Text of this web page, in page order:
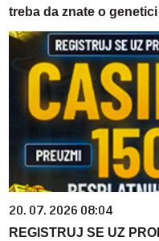
treba da znate o genetici
20. 07. 2026 08:04
REGISTRUJ SE UZ